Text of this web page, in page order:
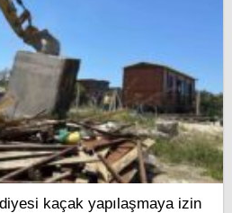
kaçak yapılaşmaya izin